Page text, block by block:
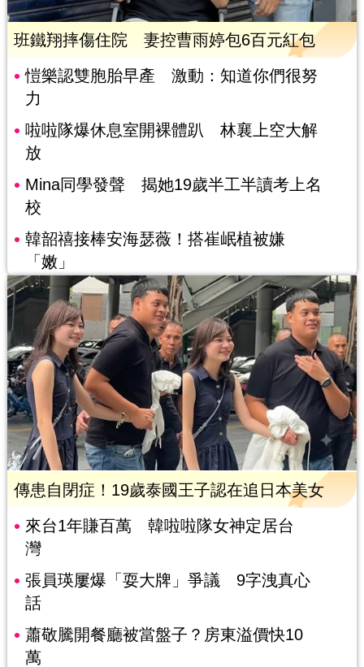
班鐵翔摔傷住院 妻控曹雨婷包6百元紅包
愷樂認雙胞胎早產 激動：知道你們很努
力
啦啦隊爆休息室開裸體趴 林襄上空大解
放
Mina同學發聲 揭她19歲半工半讀考上名
校
韓韶禧接棒安海瑟薇！搭崔岷植被嫌
「嫩」
傳患自閉症！19歲泰國王子認在追日本美女
來台1年賺百萬 韓啦啦隊女神定居台
灣
張員瑛屢爆「耍大牌」爭議 9字洩真心
話
蕭敬騰開餐廳被當盤子？房東溢價快10
萬